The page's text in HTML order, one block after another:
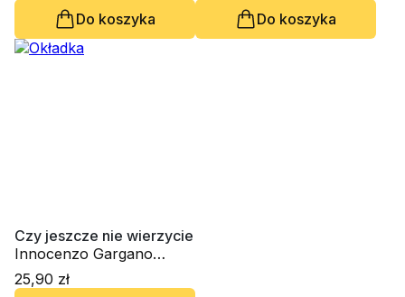
Do koszyka
Do koszyka
Czy jeszcze nie wierzycie
Innocenzo Gargano
OSBCam.
25,90 zł